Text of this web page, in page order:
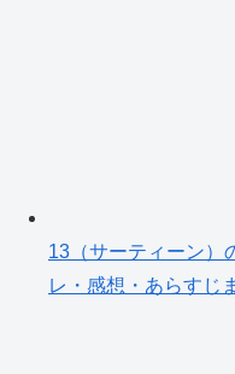
13（サーティーン）
レ・感想・あらすじ